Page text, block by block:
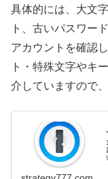
具体的には、大文
ト、古いパスワー
アカウントを確認
ト・特殊文字やキ
介していますので